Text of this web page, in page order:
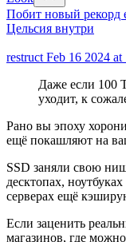
Побит новый рекорд
Цельсия внутри
restruct Feb 16 2024 at
Даже если 100
уходит, к
Рано вы эпоху
ещё покашляют на
SSD заняли свою
десктопах,
серверах ещё
Если заценить
магазинов, где